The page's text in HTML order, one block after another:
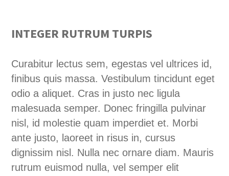
INTEGER RUTRUM TURPIS
Curabitur lectus sem, egestas vel ultrices id,
finibus quis massa. Vestibulum tincidunt eget
odio a aliquet. Cras in justo nec ligula
malesuada semper. Donec fringilla pulvinar
nisl, id molestie quam imperdiet et. Morbi
ante justo, laoreet in risus in, cursus
dignissim nisl. Nulla nec ornare diam. Mauris
rutrum euismod nulla, vel semper elit